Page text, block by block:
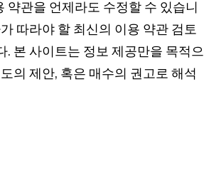
관을 언제라도 수정할 수 있습니
따라야 할 최신의 이용 약관 검토
. 본 사이트는 정보 제공만을 목적으
의 제안, 혹은 매수의 권고로 해석